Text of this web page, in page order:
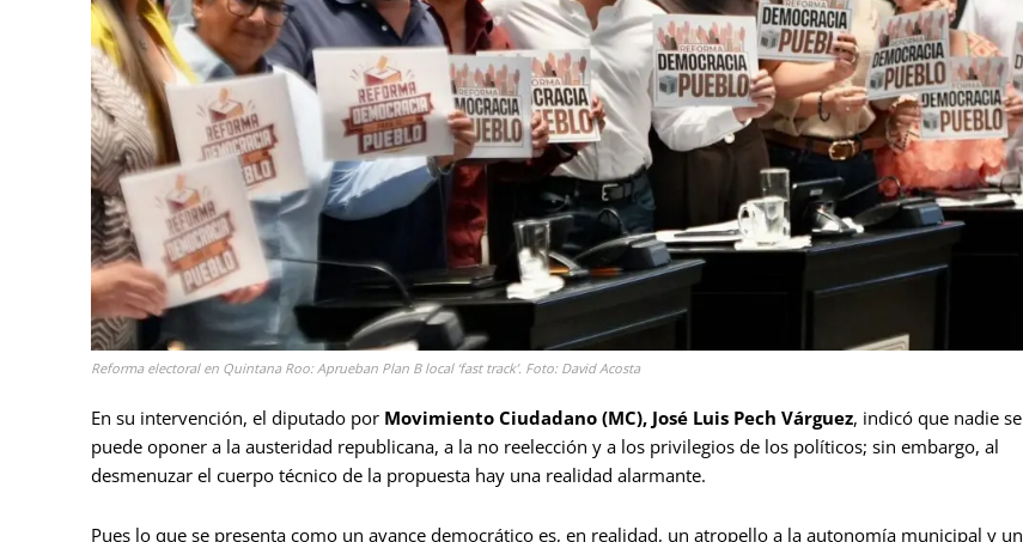
Reforma electoral en Quintana Roo: Aprueban Plan B local ‘fast track’. Foto: David Acosta
En su intervención, el diputado por Movimiento Ciudadano (MC), José Luis Pech Várguez, indicó que nadie se
puede oponer a la austeridad republicana, a la no reelección y a los privilegios de los políticos; sin embargo, al
desmenuzar el cuerpo técnico de la propuesta hay una realidad alarmante.
Pues lo que se presenta como un avance democrático es, en realidad, un atropello a la autonomía municipal y un